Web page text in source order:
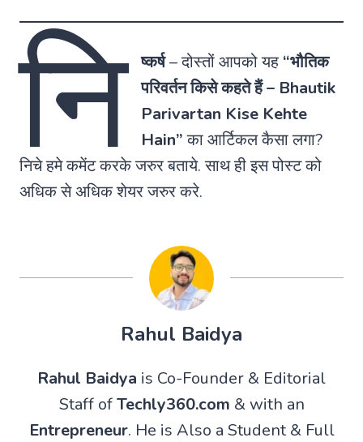
नि ष्कर्ष–दोस्तों आपको यह“भौतिक
परिवर्तन किसे कहते हैं – Bhautik
Parivartan Kise Kehte
Hain”का आर्टिकल कैसा लगा?
निचे हमे कमेंट करके जरुर बताये. साथ ही इस पोस्ट को
अधिक से अधिक शेयर जरुर करे.
Rahul Baidya
Rahul Baidya is Co-Founder & Editorial
Staff ofTechly360.com & with an
Entrepreneur. He is Also a Student & Full